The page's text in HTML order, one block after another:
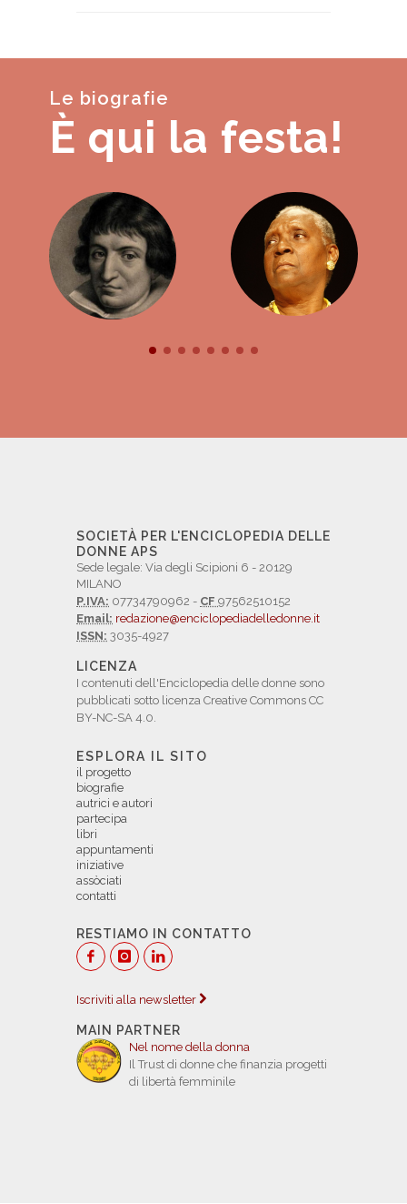
Le biografie
È qui la festa!
SOCIETÀ PER L'ENCICLOPEDIA DELLE
DONNE APS
Sede legale: Via degli Scipioni 6 - 20129
MILANO
P.IVA: 07734790962 - CF 97562510152
Email: redazione@enciclopediadelledonne.it
ISSN: 3035-4927
LICENZA
I contenuti dell'Enciclopedia delle donne sono
pubblicati sotto licenza Creative Commons CC
BY-NC-SA 4.0.
ESPLORA IL SITO
il progetto
biografie
autrici e autori
partecipa
libri
appuntamenti
iniziative
assòciati
contatti
RESTIAMO IN CONTATTO
Iscriviti alla newsletter
MAIN PARTNER
Nel nome della donna
Il Trust di donne che finanzia progetti
di libertà femminile